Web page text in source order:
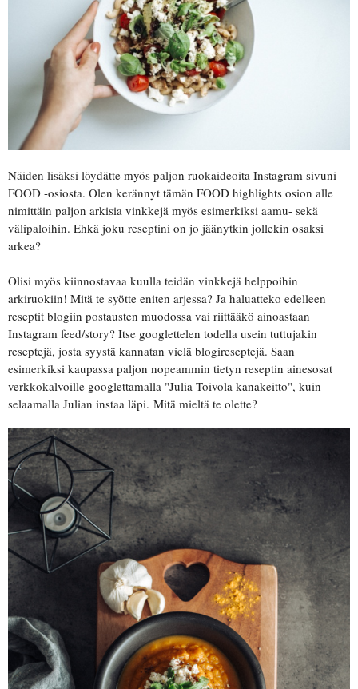
Näiden lisäksi löydätte myös paljon ruokaideoita Instagram sivuni
FOOD -osiosta. Olen kerännyt tämän FOOD highlights osion alle
nimittäin paljon arkisia vinkkejä myös esimerkiksi aamu- sekä
välipaloihin. Ehkä joku reseptini on jo jäänytkin jollekin osaksi
arkea?
Olisi myös kiinnostavaa kuulla teidän vinkkejä helppoihin
arkiruokiin! Mitä te syötte eniten arjessa? Ja haluatteko edelleen
reseptit blogiin postausten muodossa vai riittääkö ainoastaan
Instagram feed/story? Itse googlettelen todella usein tuttujakin
reseptejä, josta syystä kannatan vielä blogireseptejä. Saan
esimerkiksi kaupassa paljon nopeammin tietyn reseptin ainesosat
verkkokalvoille googlettamalla "Julia Toivola kanakeitto", kuin
selaamalla Julian instaa läpi. Mitä mieltä te olette?